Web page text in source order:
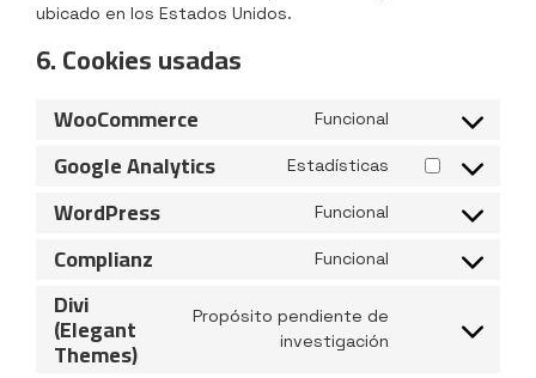
ubicado en los Estados Unidos.
6. Cookies usadas
WooCommerce Funcional
Google Analytics Estadísticas
WordPress Funcional
Complianz Funcional
Divi
(Elegant
Themes)
Propósito pendiente de
investigación